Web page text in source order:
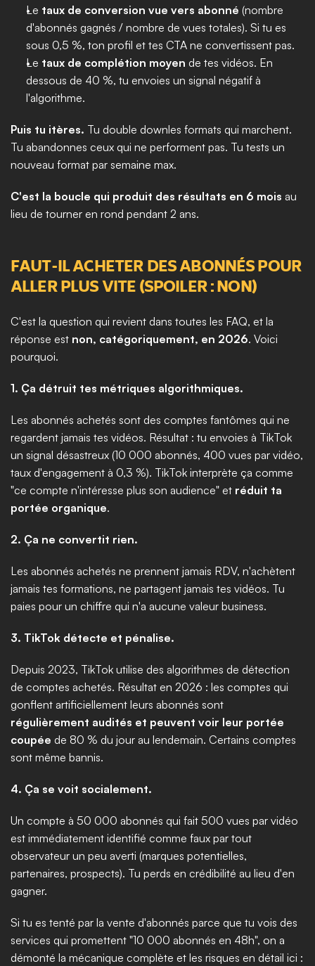
Le taux de conversion vue vers abonné (nombre
d'abonnés gagnés / nombre de vues totales). Si tu es
sous 0,5 %, ton profil et tes CTA ne convertissent pas.
Le taux de complétion moyen de tes vidéos. En
dessous de 40 %, tu envoies un signal négatif à
l'algorithme.
Puis tu itères. Tu double downles formats qui marchent.
Tu abandonnes ceux qui ne performent pas. Tu tests un
nouveau format par semaine max.
C'est la boucle qui produit des résultats en 6 mois au
lieu de tourner en rond pendant 2 ans.
FAUT-IL ACHETER DES ABONNÉS POUR
ALLER PLUS VITE (SPOILER : NON)
C'est la question qui revient dans toutes les FAQ, et la
réponse est non, catégoriquement, en 2026. Voici
pourquoi.
1. Ça détruit tes métriques algorithmiques.
Les abonnés achetés sont des comptes fantômes qui ne
regardent jamais tes vidéos. Résultat : tu envoies à TikTok
un signal désastreux (10 000 abonnés, 400 vues par vidéo,
taux d'engagement à 0,3 %). TikTok interprète ça comme
"ce compte n'intéresse plus son audience" et réduit ta
portée organique.
2. Ça ne convertit rien.
Les abonnés achetés ne prennent jamais RDV, n'achètent
jamais tes formations, ne partagent jamais tes vidéos. Tu
paies pour un chiffre qui n'a aucune valeur business.
3. TikTok détecte et pénalise.
Depuis 2023, TikTok utilise des algorithmes de détection
de comptes achetés. Résultat en 2026 : les comptes qui
régulièrement audités et peuvent voir leur portée
coupée de 80 % du jour au lendemain. Certains comptes
sont même bannis.
4. Ça se voit socialement.
Un compte à 50 000 abonnés qui fait 500 vues par vidéo
est immédiatement identifié comme faux par tout
observateur un peu averti (marques potentielles,
partenaires, prospects). Tu perds en crédibilité au lieu d'en
gagner.
Si tu es tenté par la vente d'abonnés parce que tu vois des
services qui promettent "10 000 abonnés en 48h", on a